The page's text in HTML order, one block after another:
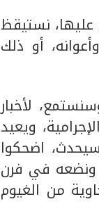
عليها، نستيقظ
أو ذلك
لأخبار
ويعيد
اضحكوا
ونضعه في فرن
من الغيوم